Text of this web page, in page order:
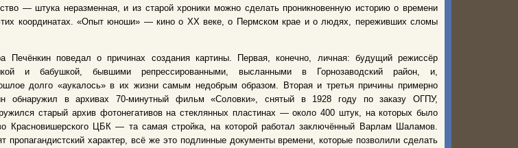
— штука неразменная, и из старой хроники можно сделать проникновенную историю о времени
координатах. «Опыт юноши» — кино о ХХ веке, о Пермском крае и о людях, переживших сломы
Печёнкин поведал о причинах создания картины. Первая, конечно, личная: будущий режиссёр
и бабушкой, бывшими репрессированными, высланными в Горнозаводский район, и,
долго «аукалось» в их жизни самым недобрым образом. Вторая и третья причины примерно
обнаружил в архивах 70-минутный фильм «Соловки», снятый в 1928 году по заказу ОГПУ,
старый архив фотонегативов на стеклянных пластинах — около 400 штук, на которых было
Красновишерского ЦБК — та самая стройка, на которой работал заключённый Варлам Шаламов.
пропагандистский характер, всё же это подлинные документы времени, которые позволили сделать